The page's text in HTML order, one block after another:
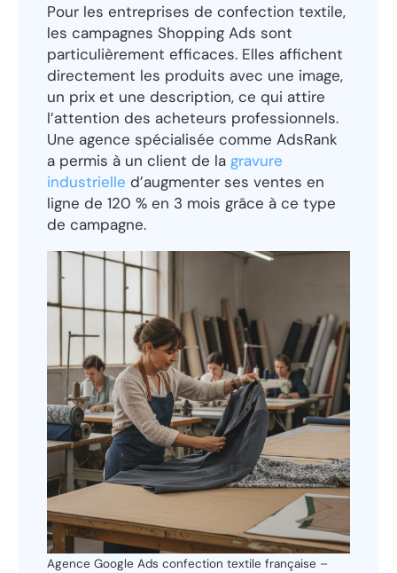
Pour les entreprises de confection textile,
les campagnes Shopping Ads sont
particulièrement efficaces. Elles affichent
directement les produits avec une image,
un prix et une description, ce qui attire
l’attention des acheteurs professionnels.
Une agence spécialisée comme AdsRank
a permis à un client de la gravure
industrielle d’augmenter ses ventes en
ligne de 120 % en 3 mois grâce à ce type
de campagne.
Agence Google Ads confection textile française –